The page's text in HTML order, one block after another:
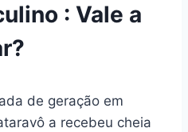
: Vale a
de geração em
a recebeu cheia